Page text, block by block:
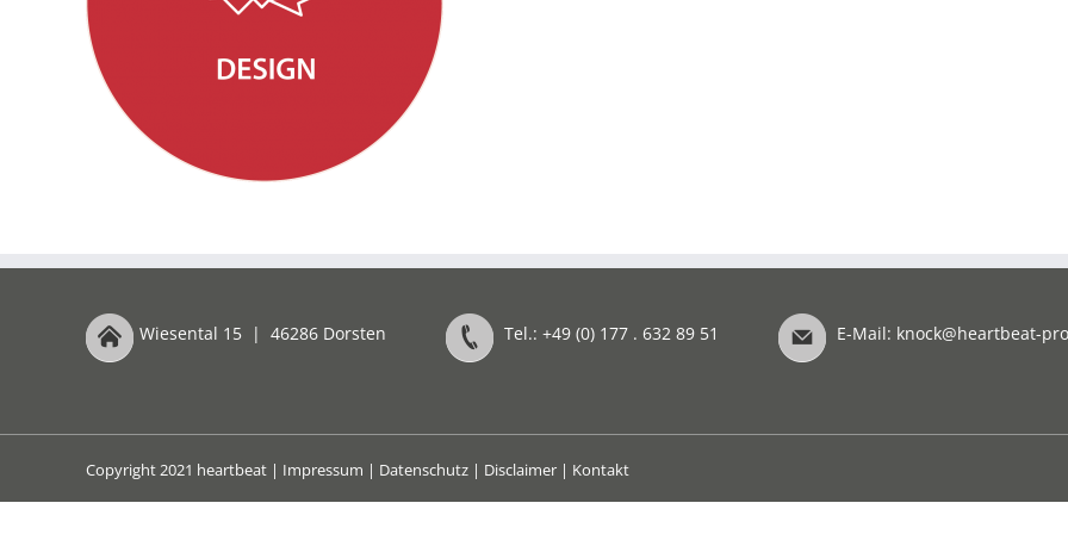
Wiesental 15 | 46286 Dorsten Tel.: +49 (0) 177 . 632 89 51 E-Mail: knock@heartbeat-
Copyright 2021 heartbeat | Impressum | Datenschutz | Disclaimer | Kontakt